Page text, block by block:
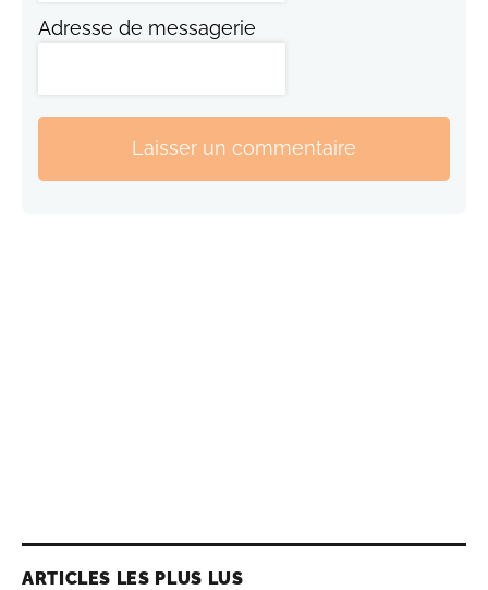
Adresse de messagerie
Laisser un commentaire
ARTICLES LES PLUS LUS